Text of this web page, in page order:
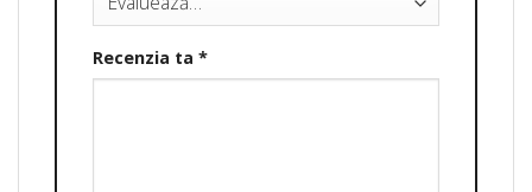
Recenzia ta *